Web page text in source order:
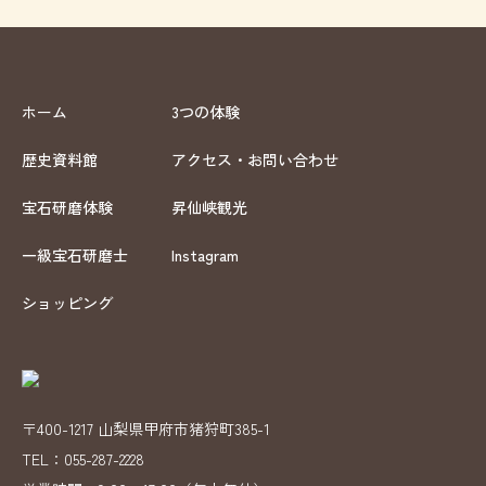
ホーム
歴史資料館
宝石研磨体験
一級宝石研磨士
ショッピング
3つの体験
アクセス・お問い合わせ
昇仙峡観光
Instagram
〒400-1217 山梨県甲府市猪狩町385-1
TEL：055-287-2228